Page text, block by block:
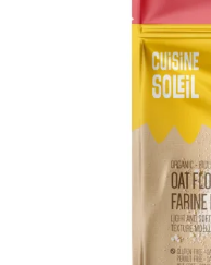
ADD TO